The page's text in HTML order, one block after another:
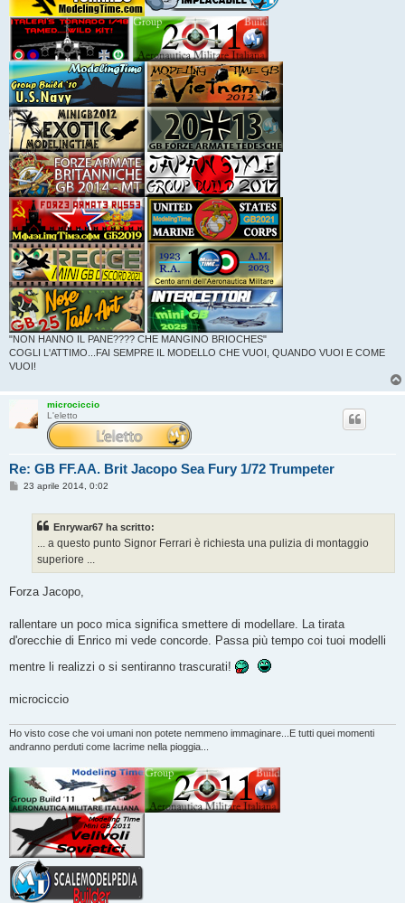
"NON HANNO IL PANE???? CHE MANGINO BRIOCHES"
COGLI L'ATTIMO...FAI SEMPRE IL MODELLO CHE VUOI, QUANDO VUOI E COME
VUOI!
microciccio
L'eletto
Re: GB FF.AA. Brit Jacopo Sea Fury 1/72 Trumpeter
M23 aprile 2014, 0:02
Enrywar67 ha scritto:
... a questo punto Signor Ferrari è richiesta una pulizia di montaggio
superiore ...
Forza Jacopo,
rallentare un poco mica significa smettere di modellare. La tirata
d'orecchie di Enrico mi vede concorde. Passa più tempo coi tuoi modelli
mentre li realizzi o si sentiranno trascurati!
microciccio
Ho visto cose che voi umani non potete nemmeno immaginare...E tutti quei momenti
andranno perduti come lacrime nella pioggia...